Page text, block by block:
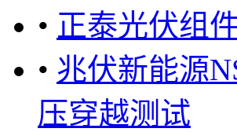
• 正泰光伏组
• 兆伏新能源
压穿越测试